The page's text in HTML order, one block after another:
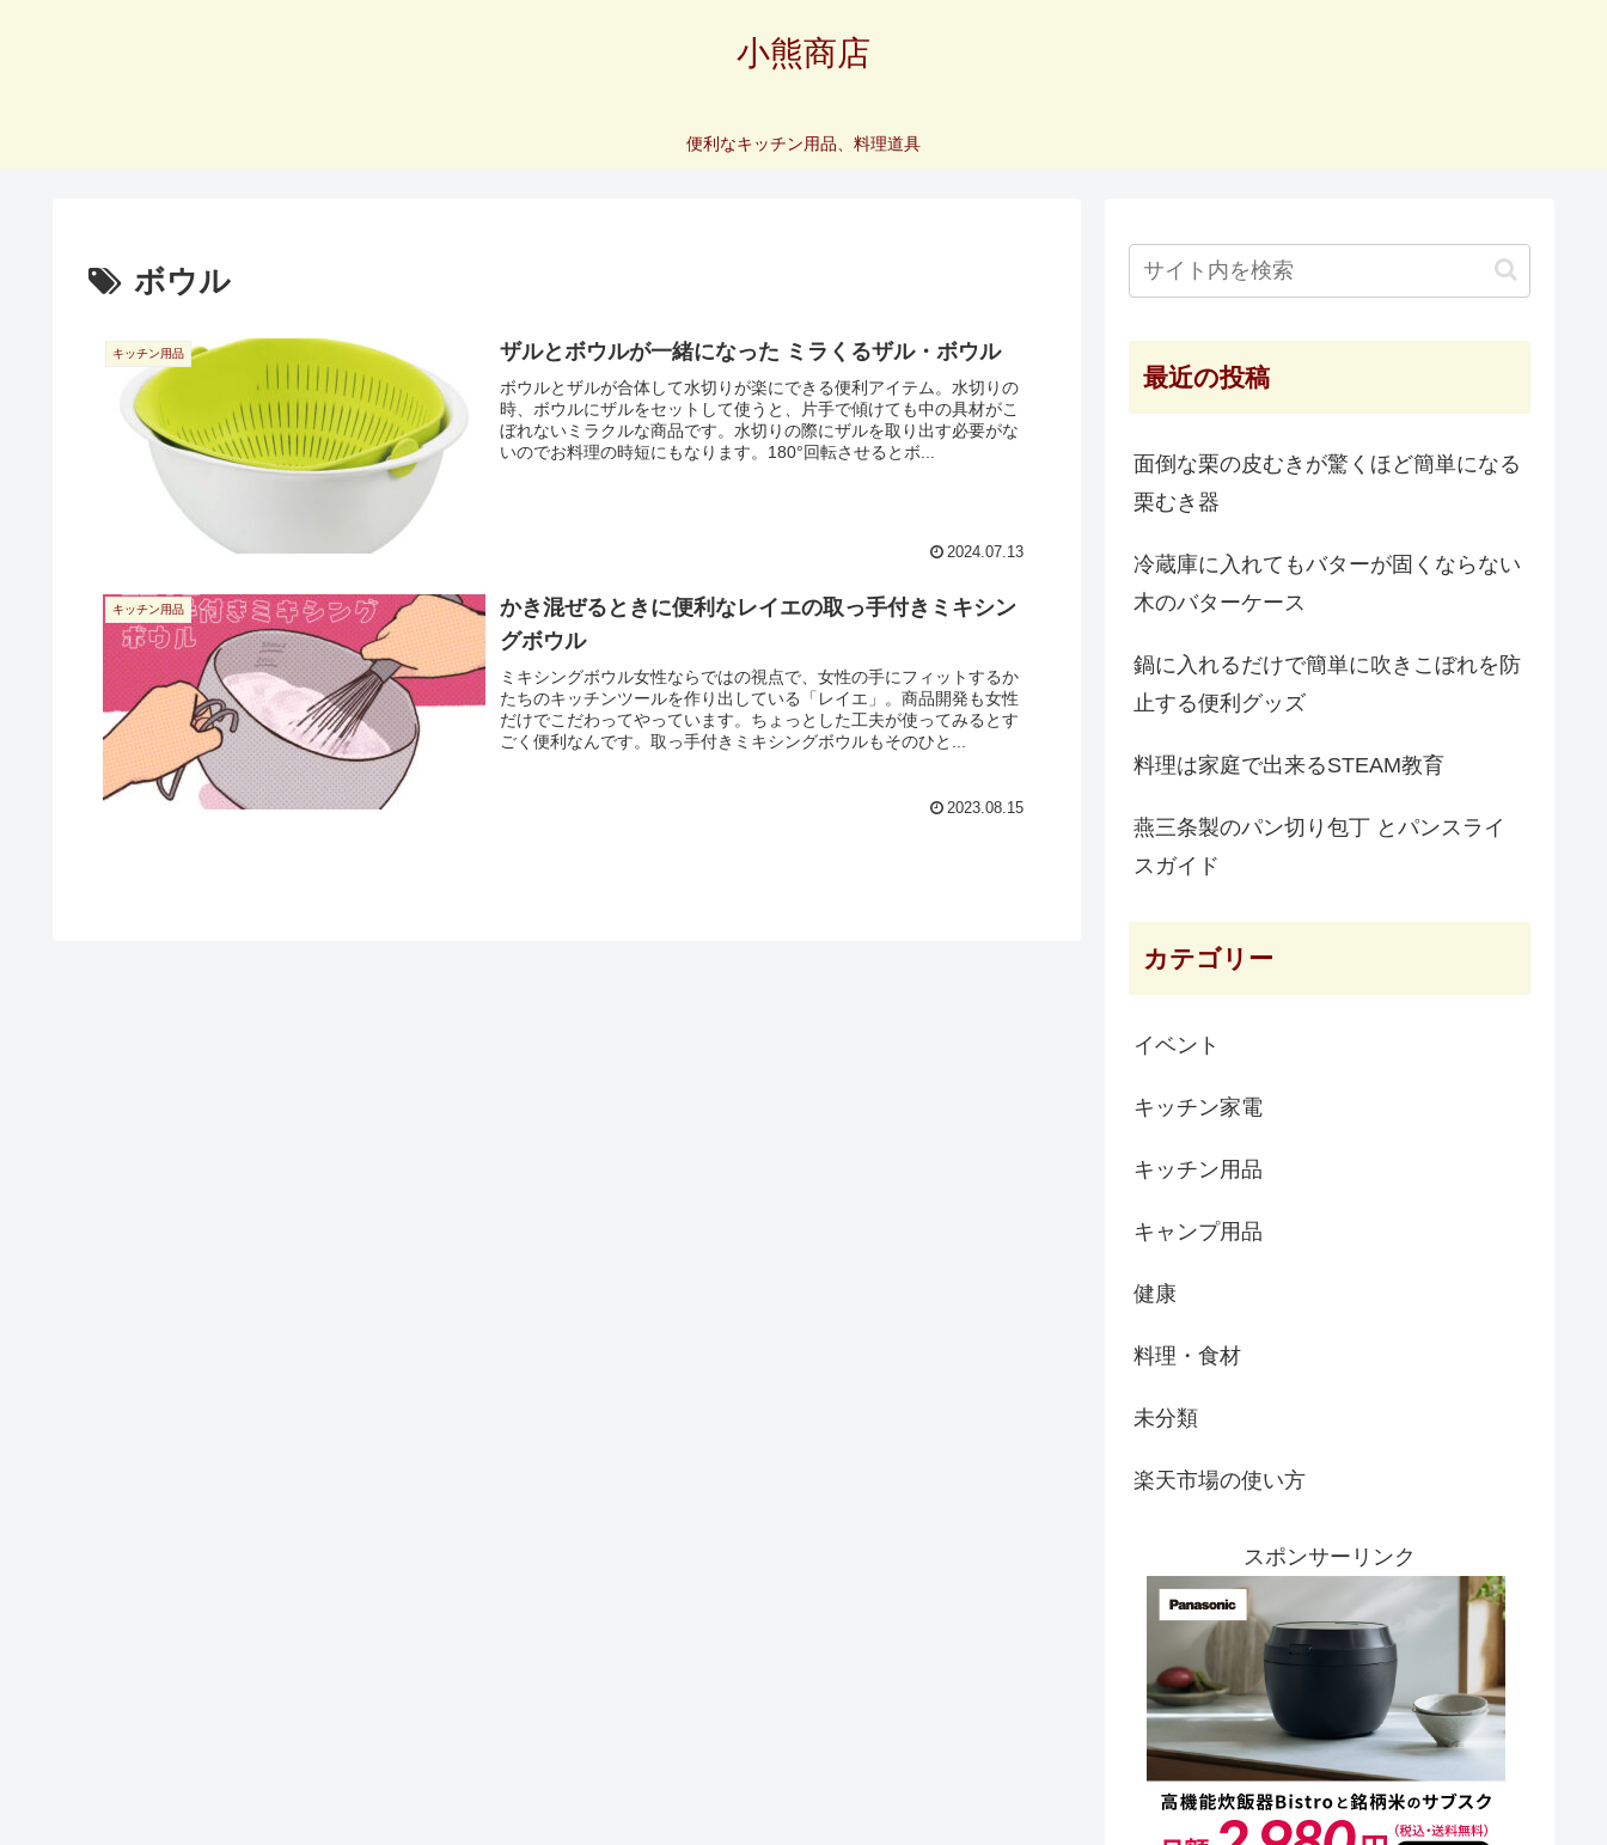
小熊商店
便利なキッチン用品、料理道具
ボウル
キッチン用品 ザルとボウルが一緒になった ミラくるザル・ボウル
ボウルとザルが合体して水切りが楽にできる便利アイテム。水切りの
時、ボウルにザルをセットして使うと、片手で傾けても中の具材がこ
ぼれないミラクルな商品です。水切りの際にザルを取り出す必要がな
いのでお料理の時短にもなります。180°回転させるとボ...
2024.07.13
キッチン用品
かき混ぜるときに便利なレイエの取っ手付きミキシン
グボウル
ミキシングボウル女性ならではの視点で、女性の手にフィットするか
たちのキッチンツールを作り出している「レイエ」。商品開発も女性
だけでこだわってやっています。ちょっとした工夫が使ってみるとす
ごく便利なんです。取っ手付きミキシングボウルもそのひと...
2023.08.15
最近の投稿
面倒な栗の皮むきが驚くほど簡単になる
栗むき器
冷蔵庫に入れてもバターが固くならない
木のバターケース
鍋に入れるだけで簡単に吹きこぼれを防
止する便利グッズ
料理は家庭で出来るSTEAM教育
燕三条製のパン切り包丁 とパンスライ
スガイド
カテゴリー
イベント
キッチン家電
キッチン用品
キャンプ用品
健康
料理・食材
未分類
楽天市場の使い方
スポンサーリンク